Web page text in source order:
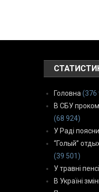
Головна (376
В СБУ
(68 924)
У Раді
“Голый”
(39 501)
У травні
В Україні